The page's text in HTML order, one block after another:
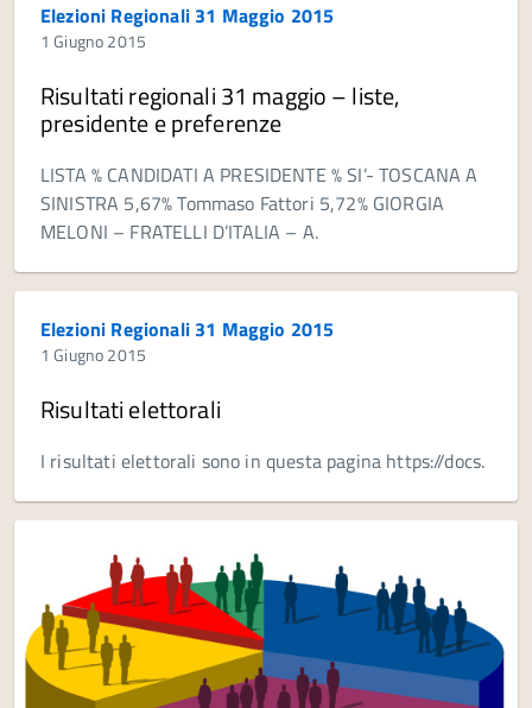
Elezioni Regionali 31 Maggio 2015
1 Giugno 2015
Risultati regionali 31 maggio – liste,
presidente e preferenze
LISTA % CANDIDATI A PRESIDENTE % SI’- TOSCANA A
SINISTRA 5,67% Tommaso Fattori 5,72% GIORGIA
MELONI – FRATELLI D’ITALIA – A.
Elezioni Regionali 31 Maggio 2015
1 Giugno 2015
Risultati elettorali
I risultati elettorali sono in questa pagina https://docs.